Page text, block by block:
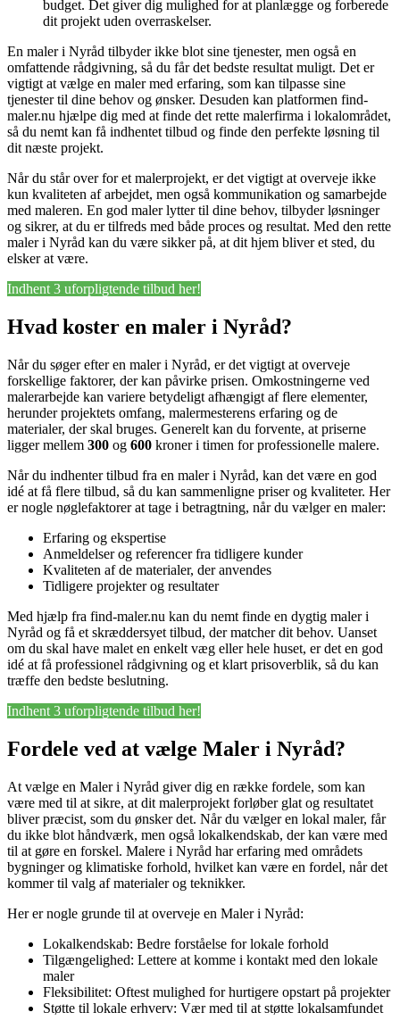
budget. Det giver dig mulighed for at planlægge og forberede
dit projekt uden overraskelser.
En maler i Nyråd tilbyder ikke blot sine tjenester, men også en
omfattende rådgivning, så du får det bedste resultat muligt. Det er
vigtigt at vælge en maler med erfaring, som kan tilpasse sine
tjenester til dine behov og ønsker. Desuden kan platformen find-
maler.nu hjælpe dig med at finde det rette malerfirma i lokalområdet,
så du nemt kan få indhentet tilbud og finde den perfekte løsning til
dit næste projekt.
Når du står over for et malerprojekt, er det vigtigt at overveje ikke
kun kvaliteten af arbejdet, men også kommunikation og samarbejde
med maleren. En god maler lytter til dine behov, tilbyder løsninger
og sikrer, at du er tilfreds med både proces og resultat. Med den rette
maler i Nyråd kan du være sikker på, at dit hjem bliver et sted, du
elsker at være.
Indhent 3 uforpligtende tilbud her!
Hvad koster en maler i Nyråd?
Når du søger efter en maler i Nyråd, er det vigtigt at overveje
forskellige faktorer, der kan påvirke prisen. Omkostningerne ved
malerarbejde kan variere betydeligt afhængigt af flere elementer,
herunder projektets omfang, malermesterens erfaring og de
materialer, der skal bruges. Generelt kan du forvente, at priserne
ligger mellem 300 og 600 kroner i timen for professionelle malere.
Når du indhenter tilbud fra en maler i Nyråd, kan det være en god
idé at få flere tilbud, så du kan sammenligne priser og kvaliteter. Her
er nogle nøglefaktorer at tage i betragtning, når du vælger en maler:
Erfaring og ekspertise
Anmeldelser og referencer fra tidligere kunder
Kvaliteten af de materialer, der anvendes
Tidligere projekter og resultater
Med hjælp fra find-maler.nu kan du nemt finde en dygtig maler i
Nyråd og få et skræddersyet tilbud, der matcher dit behov. Uanset
om du skal have malet en enkelt væg eller hele huset, er det en god
idé at få professionel rådgivning og et klart prisoverblik, så du kan
træffe den bedste beslutning.
Indhent 3 uforpligtende tilbud her!
Fordele ved at vælge Maler i Nyråd?
At vælge en Maler i Nyråd giver dig en række fordele, som kan
være med til at sikre, at dit malerprojekt forløber glat og resultatet
bliver præcist, som du ønsker det. Når du vælger en lokal maler, får
du ikke blot håndværk, men også lokalkendskab, der kan være med
til at gøre en forskel. Malere i Nyråd har erfaring med områdets
bygninger og klimatiske forhold, hvilket kan være en fordel, når det
kommer til valg af materialer og teknikker.
Her er nogle grunde til at overveje en Maler i Nyråd:
Lokalkendskab: Bedre forståelse for lokale forhold
Tilgængelighed: Lettere at komme i kontakt med den lokale
maler
Fleksibilitet: Oftest mulighed for hurtigere opstart på projekter
Støtte til lokale erhverv: Vær med til at støtte lokalsamfundet